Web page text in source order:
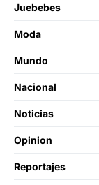
Juebebes
Moda
Mundo
Nacional
Noticias
Opinion
Reportajes